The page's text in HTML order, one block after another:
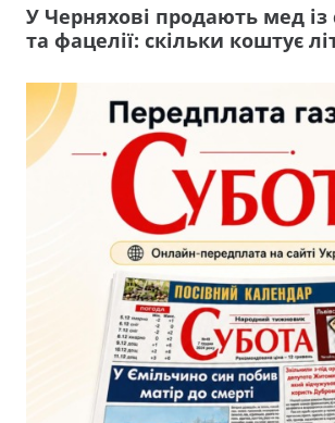
У Черняхові продають мед
та фацелії: скільки коштує